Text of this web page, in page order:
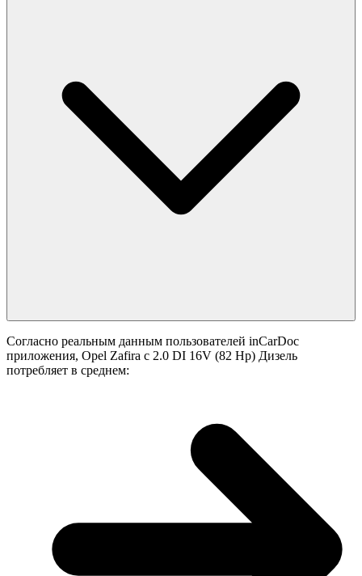
Согласно реальным данным пользователей inCarDoc
приложения, Opel Zafira с 2.0 DI 16V (82 Hp) Дизель
потребляет в среднем: